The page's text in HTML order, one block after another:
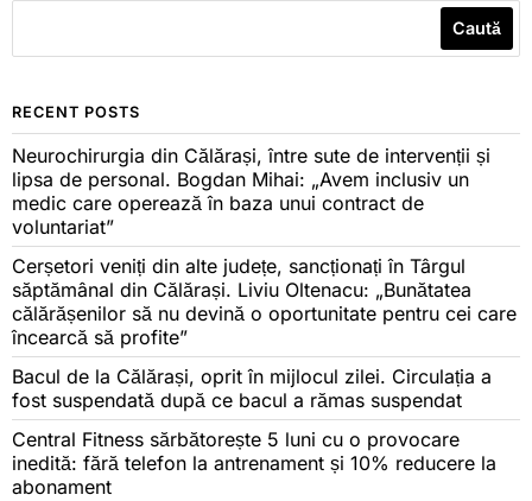
Caută
RECENT POSTS
Neurochirurgia din Călărași, între sute de intervenții și
lipsa de personal. Bogdan Mihai: „Avem inclusiv un
medic care operează în baza unui contract de
voluntariat”
Cerșetori veniți din alte județe, sancționați în Târgul
săptămânal din Călărași. Liviu Oltenacu: „Bunătatea
călărășenilor să nu devină o oportunitate pentru cei care
încearcă să profite”
Bacul de la Călărași, oprit în mijlocul zilei. Circulația a
fost suspendată după ce bacul a rămas suspendat
Central Fitness sărbătorește 5 luni cu o provocare
inedită: fără telefon la antrenament și 10% reducere la
abonament